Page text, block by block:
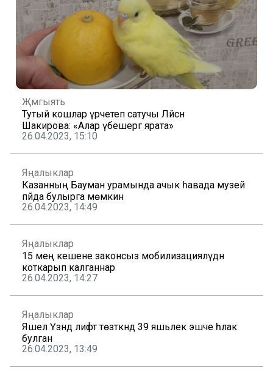
Җәмгыять
Тутый кошлар үрчетеп сатучы Ләйсән
Шакирова: «Алар үбешергә ярата»
26.04.2023, 15:10
Яңалыклар
Казанның Бауман урамында ачык һавада музей
пәйда булырга мөмкин
26.04.2023, 14:49
Яңалыклар
15 мең кешене законсыз мобилизацияләүдән
коткарып калганнар
26.04.2023, 14:27
Яңалыклар
Яшел Үзәндә лифт төзәткәндә 39 яшьлек эшче һәлак
булган
26.04.2023, 13:49